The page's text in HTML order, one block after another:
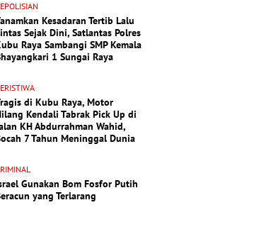
Kesadaran Tertib Lalu
Sejak Dini, Satlantas Polres
Raya Sambangi SMP Kemala
1 Sungai Raya
di Kubu Raya, Motor
Kendali Tabrak Pick Up di
KH Abdurrahman Wahid,
7 Tahun Meninggal Dunia
Gunakan Bom Fosfor Putih
yang Terlarang